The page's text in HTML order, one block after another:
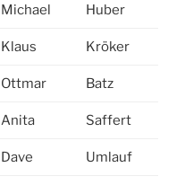
Michael Huber
Klaus Kröker
Ottmar Batz
Anita Saffert
Dave Umlauf